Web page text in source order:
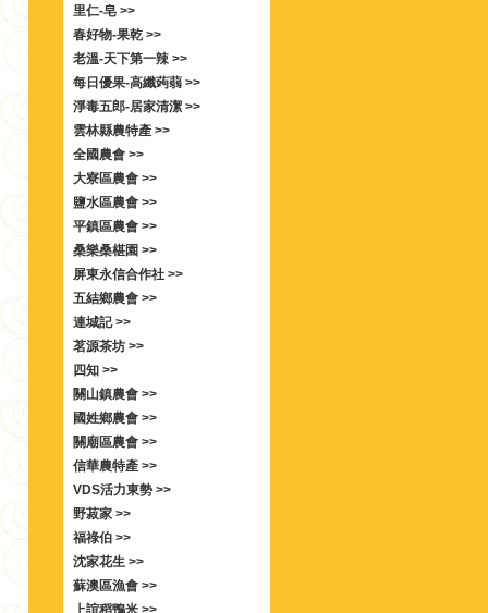
里仁-皂 >>
春好物-果乾 >>
老溫-天下第一辣 >>
每日優果-高纖蒟蒻 >>
淨毒五郎-居家清潔 >>
雲林縣農特產 >>
全國農會 >>
大寮區農會 >>
鹽水區農會 >>
平鎮區農會 >>
桑樂桑椹園 >>
屏東永信合作社 >>
五結鄉農會 >>
連城記 >>
茗源茶坊 >>
四知 >>
關山鎮農會 >>
國姓鄉農會 >>
關廟區農會 >>
信華農特產 >>
VDS活力東勢 >>
野菽家 >>
福祿伯 >>
沈家花生 >>
蘇澳區漁會 >>
上誼稻鴨米 >>